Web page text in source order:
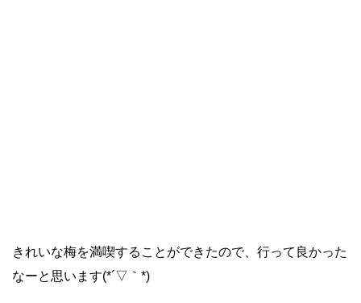
きれいな梅を満喫することができたので、行って良かった
なーと思います(*´▽｀*)